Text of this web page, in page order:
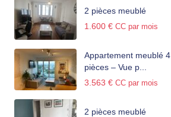
2 pièces meublé
1.600 € CC par mois
Appartement meublé 4
pièces – Vue p...
3.563 € CC par mois
2 pièces meublé